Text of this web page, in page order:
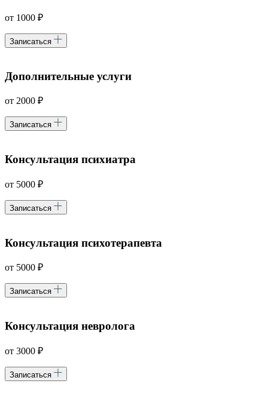
от 1000 ₽
Записаться
Дополнительные услуги
от 2000 ₽
Записаться
Консультация психиатра
от 5000 ₽
Записаться
Консультация психотерапевта
от 5000 ₽
Записаться
Консультация невролога
от 3000 ₽
Записаться